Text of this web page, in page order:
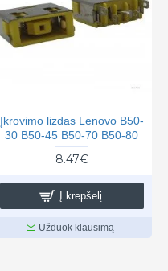
Įkrovimo lizdas Lenovo B50-
30 B50-45 B50-70 B50-80
8.47€
Į krepšelį
Užduok klausimą